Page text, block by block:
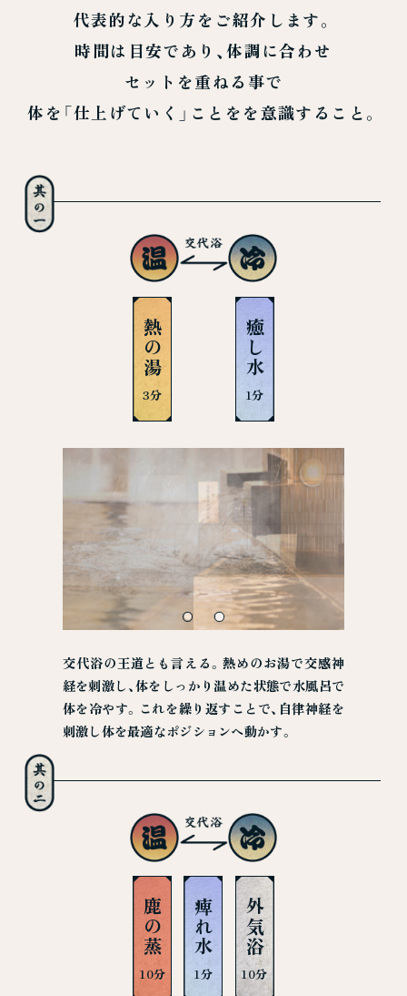
代表的な入り方をご紹介します。
時間は目安であり、体調に合わせ
セットを重ねる事で
体を「仕上げていく」ことをを意識すること。
熱の湯
3分
癒し水
1分
交代浴の王道とも言える。熱めのお湯で交感神
経を刺激し、体をしっかり温めた状態で水風呂で
体を冷やす。これを繰り返すことで、自律神経を
刺激し体を最適なポジションへ動かす。
鹿の蒸
10分
痺れ水
1分
外気浴
10分